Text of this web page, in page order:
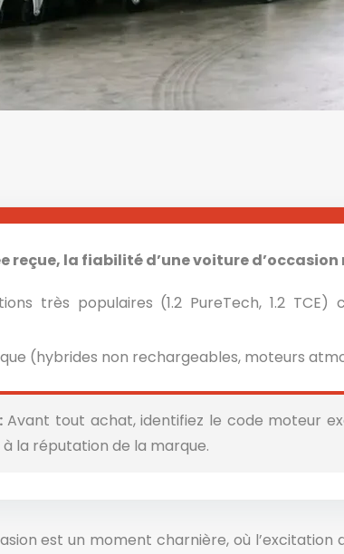
reçue, la fiabilité d’une voiture
très populaires (1.2 PureTech, 1.2
(hybrides non rechargeables, moteurs
Avant tout achat, identifiez le code moteur
la réputation de la marque.
est un moment charnière, où